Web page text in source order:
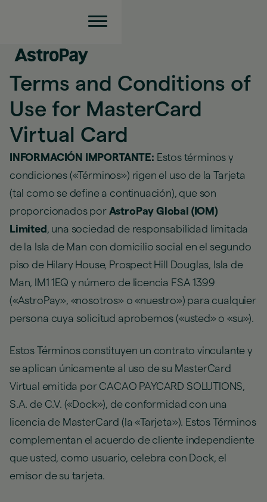
Terms and Conditions of
Use for MasterCard
Virtual Card
INFORMACIÓN IMPORTANTE: Estos términos y
condiciones («Términos») rigen el uso de la Tarjeta
(tal como se define a continuación), que son
proporcionados por AstroPay Global (IOM)
Limited , una sociedad de responsabilidad limitada
de la Isla de Man con domicilio social en el segundo
piso de Hilary House, Prospect Hill Douglas, Isla de
Man, IM1 1EQ y número de licencia FSA 1399
(«AstroPay», «nosotros» o «nuestro») para cualquier
persona cuya solicitud aprobemos («usted» o «su»).
Estos Términos constituyen un contrato vinculante y
se aplican únicamente al uso de su MasterCard
Virtual emitida por CACAO PAYCARD SOLUTIONS,
S.A. de C.V. («Dock»), de conformidad con una
licencia de MasterCard (la «Tarjeta»). Estos Términos
complementan el acuerdo de cliente independiente
que usted, como usuario, celebra con Dock, el
emisor de su tarjeta.